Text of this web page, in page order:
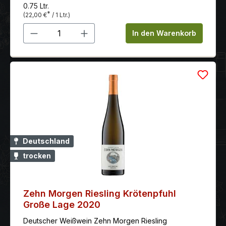
Komponente, die für Energie und Spiel sorgt. Neben
der knackigen Frucht finden sich würzige Elemente,
die ein wenig an Curry erinnern. Schließlich sorgt eine
leichte Salzigkeit für Trinkfluss.
0.75 Ltr.
(22,00 €* / 1 Ltr.)
Produkt Anzahl: Gib denIn den Warenkorb
Deutschland
trocken
Zehn Morgen Riesling Krötenpfuhl
Große Lage 2020
Deutscher Weißwein Zehn Morgen Riesling